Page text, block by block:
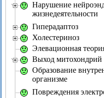
Нарушение
жизнедеятельности
Гиперадаптоз
Холестериноз
Элевационная
Выход митохондрий
Образование
организме
Повреждения